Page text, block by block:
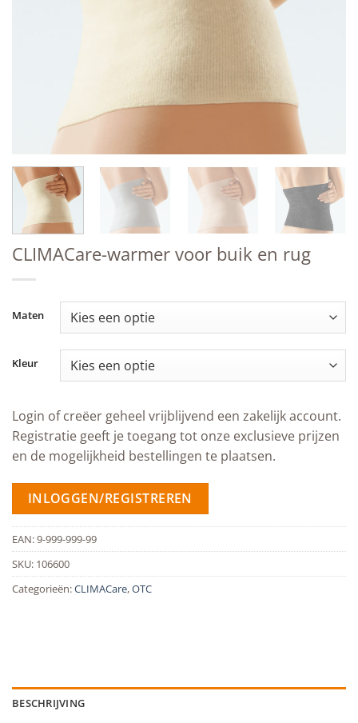
CLIMACare-warmer voor buik en rug
Maten
Kleur
Login of creëer geheel vrijblijvend een zakelijk account.
Registratie geeft je toegang tot onze exclusieve prijzen
en de mogelijkheid bestellingen te plaatsen.
INLOGGEN/REGISTREREN
EAN:9-999-999-99
SKU: 106600
Categorieën:CLIMACare,OTC
BESCHRIJVING